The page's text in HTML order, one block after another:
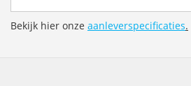
Bekijk hier onze aanleverspecificaties.